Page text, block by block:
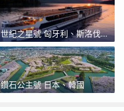
世紀之星號 匈牙利、斯洛伐
克、奧地利、德國、荷蘭
鑽石公主號 日本、韓國